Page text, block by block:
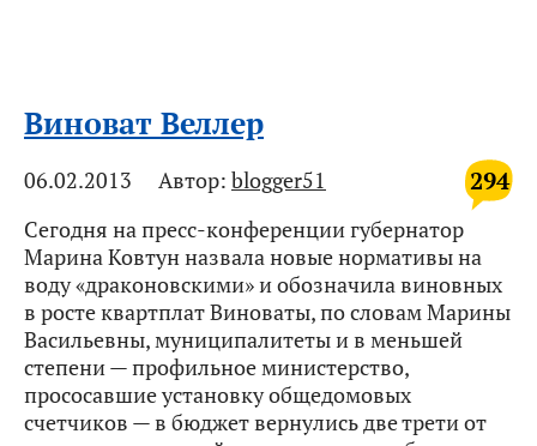
Виноват Веллер
294
06.02.2013 Автор: blogger51
Сегодня на пресс-конференции губернатор
Марина Ковтун назвала новые нормативы на
воду «драконовскими» и обозначила виновных
в росте квартплат Виноваты, по словам Марины
Васильевны, муниципалитеты и в меньшей
степени — профильное министерство,
прососавшие установку общедомовых
счетчиков — в бюджет вернулись две трети от